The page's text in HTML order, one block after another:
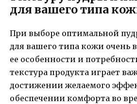
для вашего типа
При выборе оптимальной
для вашего типа кожи очень
ее особенности и
текстура продукта играет
достижении желаемого
обеспечении комфорта во